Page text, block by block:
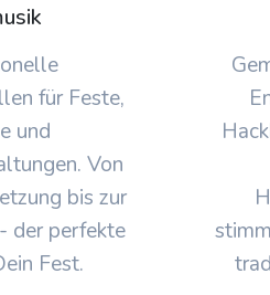
für Feste,
und
Von
bis zur
der perfekte
Fest.